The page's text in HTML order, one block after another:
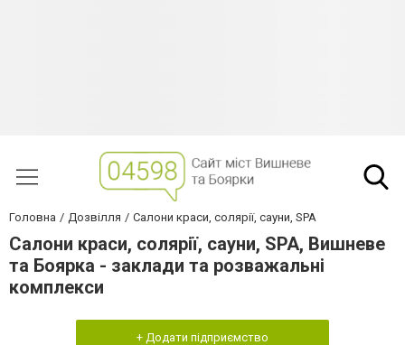
Головна Дозвілля Салони краси, солярії, сауни, SPA
Салони краси, солярії, сауни, SPA, Вишневе
та Боярка - заклади та розважальні
комплекси
+ Додати підприємство